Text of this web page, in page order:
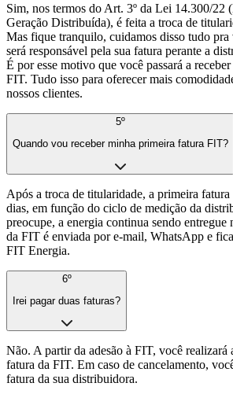
Sim, nos termos do Art. 3º da Lei 14.300/22
Geração Distribuída), é feita a troca de
Mas fique tranquilo, cuidamos disso tudo
será responsável pela sua fatura perante a
É por esse motivo que você passará a
FIT. Tudo isso para oferecer mais
nossos clientes.
5º
Quando vou receber minha primeira fatura FIT?
Após a troca de titularidade, a primeira
dias, em função do ciclo de medição da
preocupe, a energia continua sendo entregue
da FIT é enviada por e-mail, WhatsApp e
FIT Energia.
6º
Irei pagar duas faturas?
Não. A partir da adesão à FIT, você realizará
fatura da FIT. Em caso de cancelamento,
fatura da sua distribuidora.